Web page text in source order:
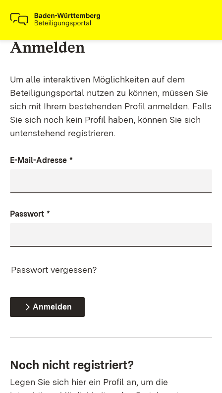
Anmelden
Um alle interaktiven Möglichkeiten auf dem
Beteiligungsportal nutzen zu können, müssen Sie
sich mit Ihrem bestehenden Profil anmelden. Falls
Sie sich noch kein Profil haben, können Sie sich
untenstehend registrieren.
E-Mail-Adresse *
Passwort *
Passwort vergessen?
Anmelden
Noch nicht registriert?
Legen Sie sich hier ein Profil an, um die